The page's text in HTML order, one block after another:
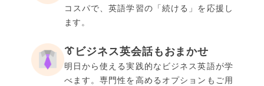
コスパで、英語学習の「続ける」を応援し
ます。
👔ビジネス英会話もおまかせ
明日から使える実践的なビジネス英語が学
べます。専門性を高めるオプションもご用